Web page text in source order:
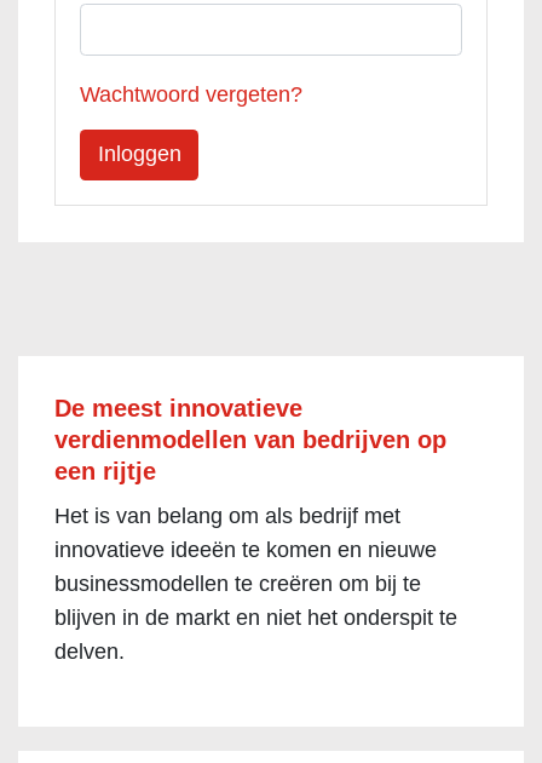
Wachtwoord vergeten?
De meest innovatieve
verdienmodellen van bedrijven op
een rijtje
Het is van belang om als bedrijf met
innovatieve ideeën te komen en nieuwe
businessmodellen te creëren om bij te
blijven in de markt en niet het onderspit te
delven.